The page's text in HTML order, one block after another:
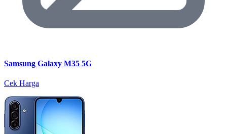
Samsung Galaxy M35 5G
Cek Harga